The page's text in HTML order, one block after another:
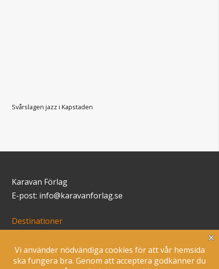
Svårslagen jazz i Kapstaden
Karavan Förlag
E-post: info@karavanforlag.se
Destinationer
Inspiration
Butik